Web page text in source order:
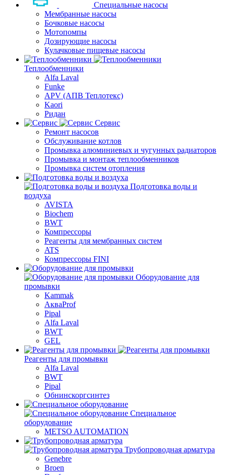
Специальные насосы
Мембранные насосы
Бочковые насосы
Мотопомпы
Дозирующие насосы
Кулачковые пищевые насосы
Теплообменники
Alfa Laval
Funke
APV (АПВ Теплотекс)
Kaori
Ридан
Сервис
Ремонт насосов
Обслуживание котлов
Промывка алюминиевых и чугунных радиаторов
Промывка и монтаж теплообменников
Промывка систем отопления
Подготовка воды и
воздуха
AVISTA
Biochem
BWT
Компрессоры
Реагенты для мембранных систем
ATS
Компрессоры FINI
Оборудование для
промывки
Kammak
АкваProf
Pipal
Alfa Laval
BWT
GEL
Реагенты для промывки
Alfa Laval
BWT
Pipal
Обнинскоргсинтез
Специальное
оборудование
METSO AUTOMATION
Трубопроводная арматура
Genebre
Broen